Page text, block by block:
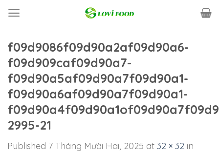
f09d9086f09d90a2af09d90a6-
f09d909caf09d90a7-
f09d90a5af09d90a7f09d90a1-
f09d90a6af09d90a7f09d90a1-
2995-21
Published 7 Tháng Mười Hai, 2025 at 32 × 32 in